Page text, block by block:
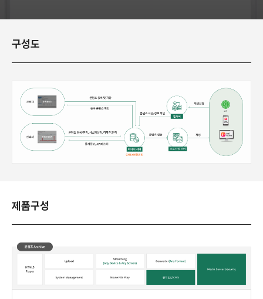
구성도
제품구성